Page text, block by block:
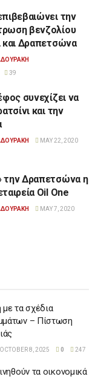
την
βενζολίου
και Δραπετσώνα
39
συνεχίζει να
και την
MAY 22, 2020
την Δραπετσώνα η
Oil One
MAY 7, 2020
τα σχέδια
– Πίστωση
OCTOBER 8, 2025 0 247
τα οικονομικά